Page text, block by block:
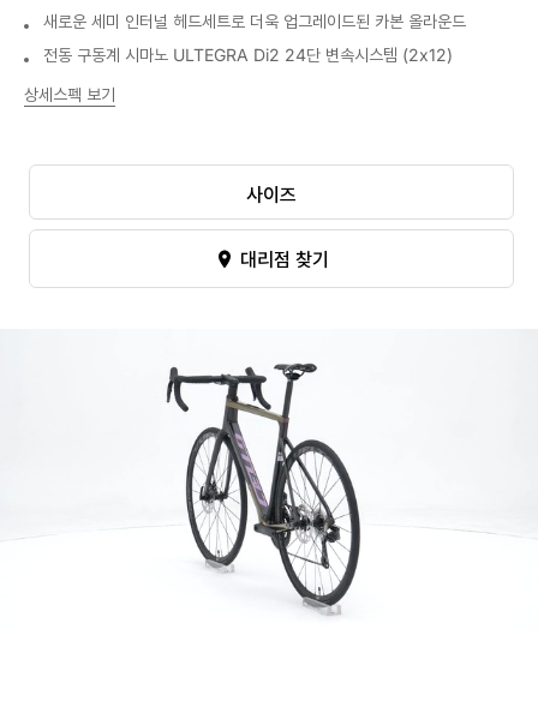
새로운 세미 인터널 헤드세트로 더욱 업그레이드된 카본 올라운드
전동 구동계 시마노 ULTEGRA Di2 24단 변속시스템 (2x12)
상세스펙 보기
사이즈
대리점 찾기